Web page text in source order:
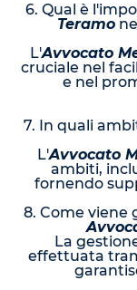
6. Qual è
Teramo
L'Avvocato
cruciale nel
e nel
7. In quali
L'Avvocato
ambiti,
fornendo
8. Come viene
La
effettuata